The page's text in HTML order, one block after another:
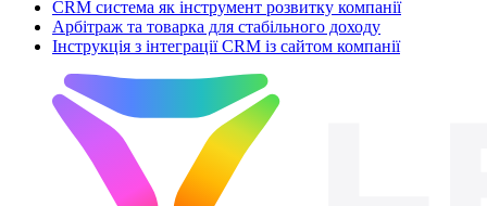
CRM система як інструмент розвитку компанії
Арбітраж та товарка для стабільного доходу
Інструкція з інтеграції CRM із сайтом компанії